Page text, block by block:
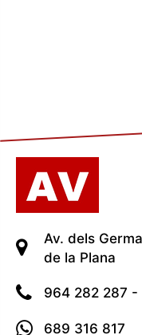
Av. dels
de la Plana
964 282 287 -
689 316 817